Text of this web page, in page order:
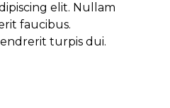
elit. Nullam
faucibus.
turpis dui.